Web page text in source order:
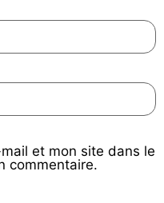
et mon site dans le
commentaire.